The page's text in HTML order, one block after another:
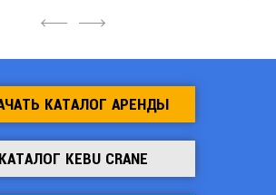
4 6
КАТАЛОГ АРЕНДЫ
КАТАЛОГ KEBU CRANE